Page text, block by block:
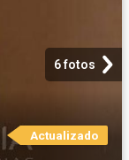
6 fotos
Actualizado